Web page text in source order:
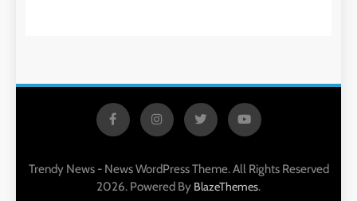
Trendy News - News WordPress Theme. All Rights Reserved
2026. Powered By BlazeThemes.